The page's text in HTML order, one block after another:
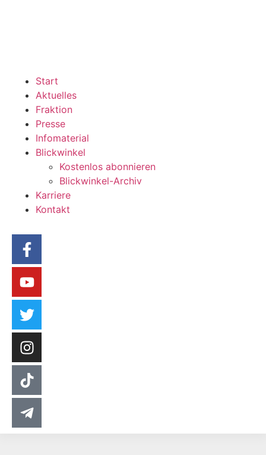
Start
Aktuelles
Fraktion
Presse
Infomaterial
Blickwinkel
Kostenlos abonnieren
Blickwinkel-Archiv
Karriere
Kontakt